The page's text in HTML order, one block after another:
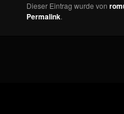
Dieser Eintrag wurde von
Permalink.